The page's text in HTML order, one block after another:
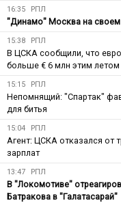
16:35 РПЛ
"Динамо" Москва на
15:38 РПЛ
В ЦСКА сообщили, что
больше € 6 млн этим летом
15:15 РПЛ
Непомнящий: "Спартак"
для битья
15:04 РПЛ
Агент: ЦСКА отказался от
зарплат
13:47 РПЛ
В "Локомотиве"
Батракова в "Галатасарай"